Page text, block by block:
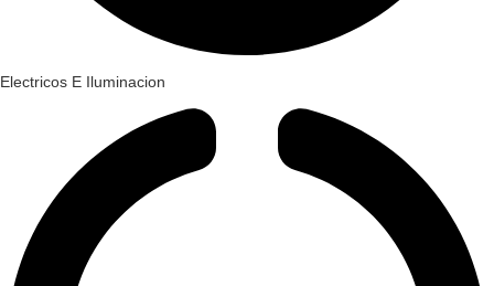
Electricos E Iluminacion